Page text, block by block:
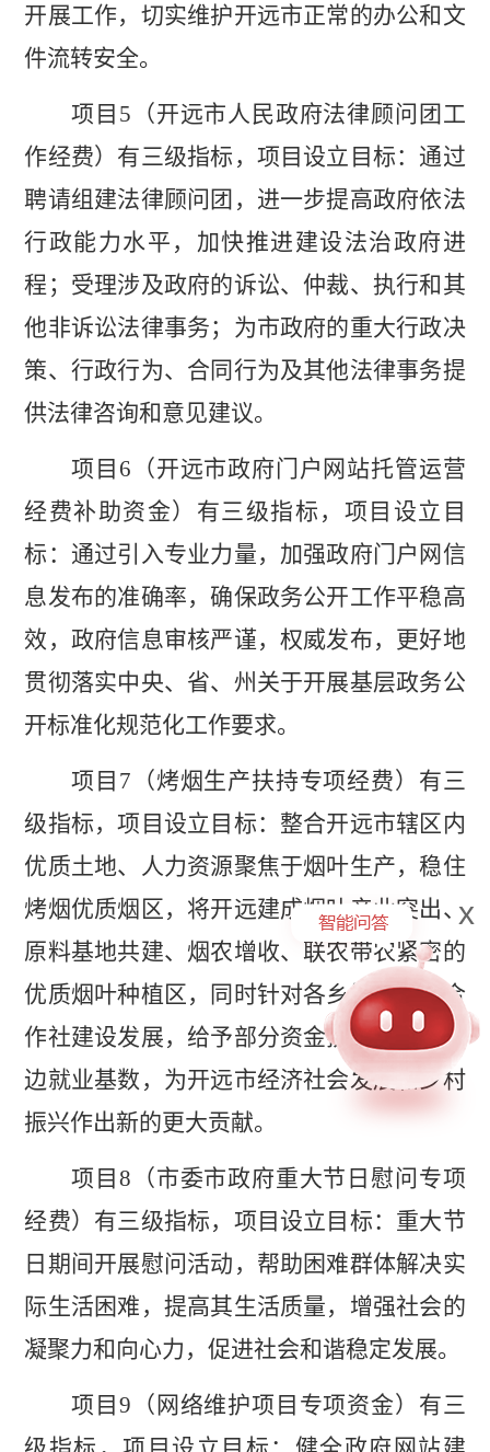
开展工作，切实维护开远市正常的办公和文
件流转安全。
项目 5 （开远市人民政府法律顾问团工
作经费）有三级指标，项目设立目标： 通过
聘请组建法律顾问团，进一步提高政府依法
行政能力水平，加快推进建设法治政府进
程；受理涉及政府的诉讼、仲裁、执行和其
他非诉讼法律事务；为市政府的重大行政决
策、行政行为、合同行为及其他法律事务提
供法律咨询和意见建议。
项目 6 （开远市政府门户网站托管运营
经费补助资金）有三级指标，项目设立目
标：通过引入专业力量，加强政府门户网信
息发布的准确率，确保政务公开工作平稳高
效，政府信息审核严谨，权威发布，更好地
贯彻落实中央、省、州关于开展基层政务公
开标准化规范化工作要求。
项目 7 （烤烟生产扶持专项经费）有三
级指标，项目设立目标： 整合开远市辖区内
优质土地、人力资源聚焦于烟叶生产，稳住
烤烟优质烟区，将开远建成烟叶产业突出、
原料基地共建、烟农增收、联农带农紧密的
优质烟叶种植区，同时针对各乡镇种植型合
作社建设发展，给予部分资金扶持，带动周
边就业基数，为开远市经济社会发展和乡村
振兴作出新的更大贡献。
项目8 （市委市政府重大节日慰问 专项
经费）有三级指标，项目设立目标：重大节
日期间开展慰问活动，帮助困难群体解决实
际生活困难，提高其生活质量，增强社会的
凝聚力和向心力，促进社会和谐稳定发展。
项目9 （网络维护项目专项资金）有三
x